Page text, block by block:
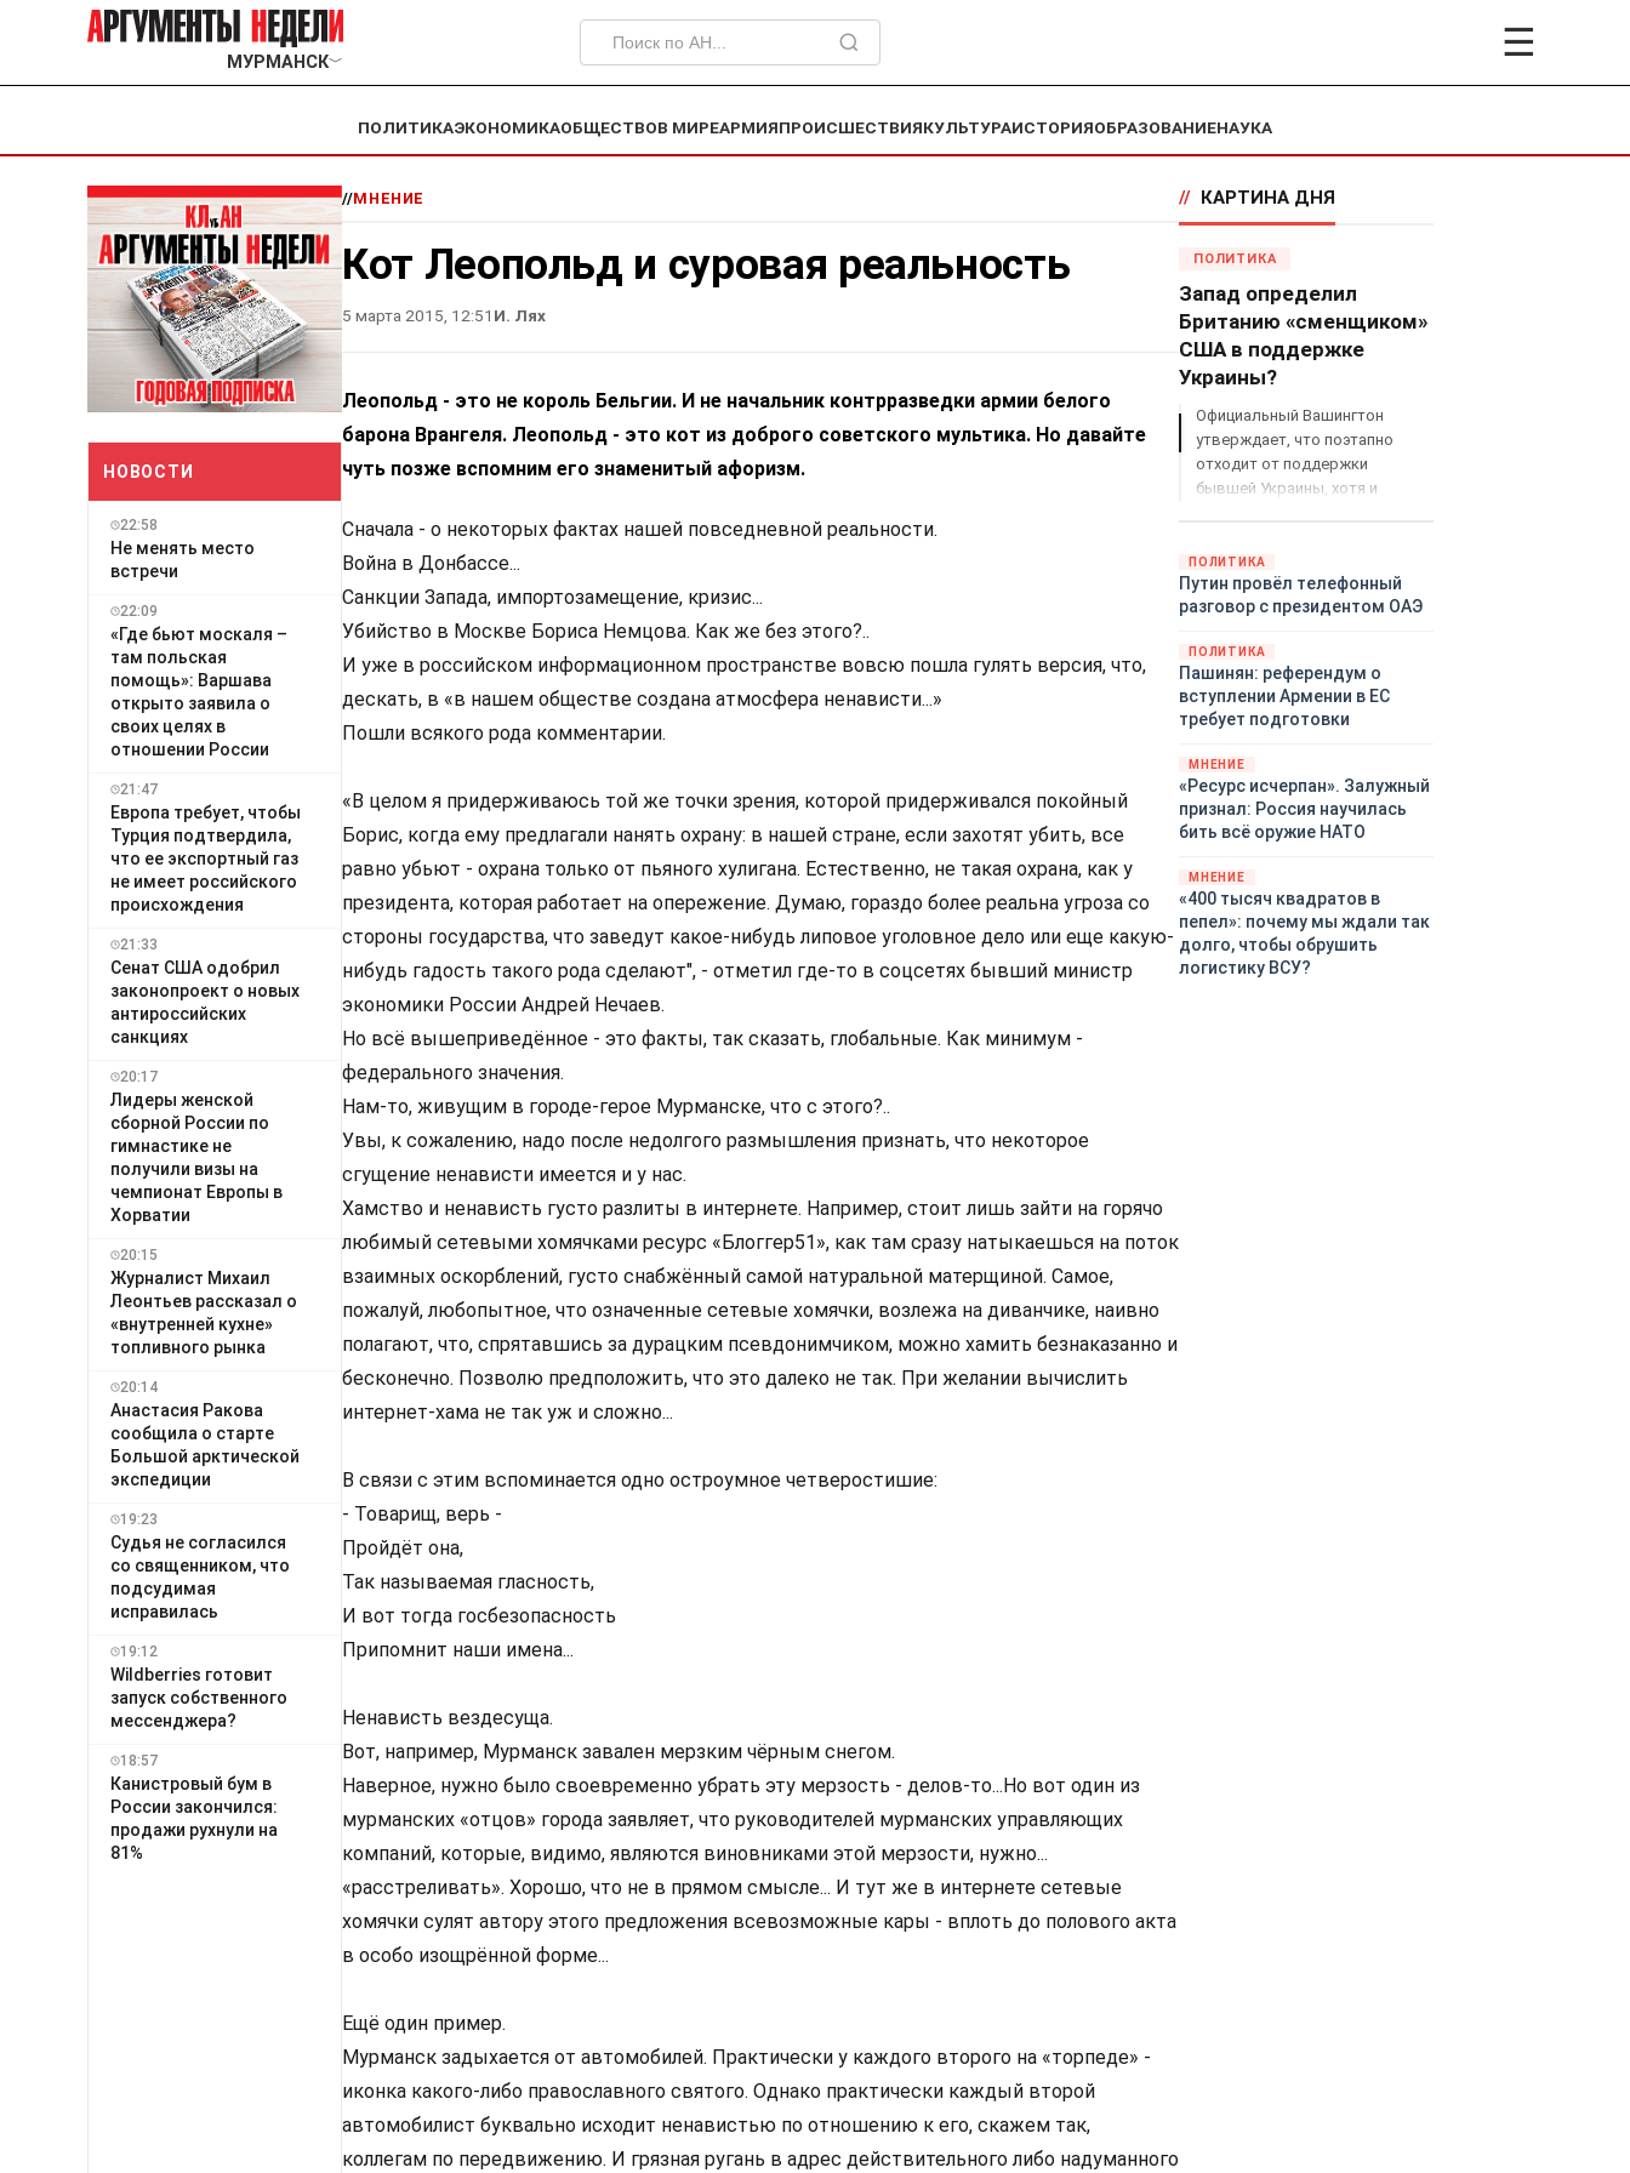
МУРМАНСК﹀ ☰
ПОЛИТИКАЭКОНОМИКАОБЩЕСТВОВ МИРЕАРМИЯПРОИСШЕСТВИЯКУЛЬТУРАИСТОРИЯОБРАЗОВАНИЕНАУКА
НОВОСТИ
22:58
Не менять место
встречи
22:09
«Где бьют москаля –
там польская
помощь»: Варшава
открыто заявила о
своих целях в
отношении России
21:47
Европа требует, чтобы
Турция подтвердила,
что ее экспортный газ
не имеет российского
происхождения
21:33
Сенат США одобрил
законопроект о новых
антироссийских
санкциях
20:17
Лидеры женской
сборной России по
гимнастике не
получили визы на
чемпионат Европы в
Хорватии
20:15
Журналист Михаил
Леонтьев рассказал о
«внутренней кухне»
топливного рынка
20:14
Анастасия Ракова
сообщила о старте
Большой арктической
экспедиции
19:23
Судья не согласился
со священником, что
подсудимая
исправилась
19:12
Wildberries готовит
запуск собственного
мессенджера?
18:57
Канистровый бум в
России закончился:
продажи рухнули на
81%
//МНЕНИЕ
Кот Леопольд и суровая реальность
5 марта 2015, 12:51 И. Лях
Леопольд - это не король Бельгии. И не начальник контрразведки армии белого
барона Врангеля. Леопольд - это кот из доброго советского мультика. Но давайте
чуть позже вспомним его знаменитый афоризм.
Сначала - о некоторых фактах нашей повседневной реальности.
Война в Донбассе...
Санкции Запада, импортозамещение, кризис...
Убийство в Москве Бориса Немцова. Как же без этого?..
И уже в российском информационном пространстве вовсю пошла гулять версия, что,
дескать, в «в нашем обществе создана атмосфера ненависти...»
Пошли всякого рода комментарии.
«В целом я придерживаюсь той же точки зрения, которой придерживался покойный
Борис, когда ему предлагали нанять охрану: в нашей стране, если захотят убить, все
равно убьют - охрана только от пьяного хулигана. Естественно, не такая охрана, как у
президента, которая работает на опережение. Думаю, гораздо более реальна угроза со
стороны государства, что заведут какое-нибудь липовое уголовное дело или еще какую-
нибудь гадость такого рода сделают", - отметил где-то в соцсетях бывший министр
экономики России Андрей Нечаев.
Но всё вышеприведённое - это факты, так сказать, глобальные. Как минимум -
федерального значения.
Нам-то, живущим в городе-герое Мурманске, что с этого?..
Увы, к сожалению, надо после недолгого размышления признать, что некоторое
сгущение ненависти имеется и у нас.
Хамство и ненависть густо разлиты в интернете. Например, стоит лишь зайти на горячо
любимый сетевыми хомячками ресурс «Блоггер51», как там сразу натыкаешься на поток
взаимных оскорблений, густо снабжённый самой натуральной матерщиной. Самое,
пожалуй, любопытное, что означенные сетевые хомячки, возлежа на диванчике, наивно
полагают, что, спрятавшись за дурацким псевдонимчиком, можно хамить безнаказанно и
бесконечно. Позволю предположить, что это далеко не так. При желании вычислить
интернет-хама не так уж и сложно...
В связи с этим вспоминается одно остроумное четверостишие:
- Товарищ, верь -
Пройдёт она,
Так называемая гласность,
И вот тогда госбезопасность
Припомнит наши имена...
Ненависть вездесуща.
Вот, например, Мурманск завален мерзким чёрным снегом.
Наверное, нужно было своевременно убрать эту мерзость - делов-то...Но вот один из
мурманских «отцов» города заявляет, что руководителей мурманских управляющих
компаний, которые, видимо, являются виновниками этой мерзости, нужно...
«расстреливать». Хорошо, что не в прямом смысле... И тут же в интернете сетевые
хомячки сулят автору этого предложения всевозможные кары - вплоть до полового акта
в особо изощрённой форме...
Ещё один пример.
Мурманск задыхается от автомобилей. Практически у каждого второго на «торпеде» -
иконка какого-либо православного святого. Однако практически каждый второй
автомобилист буквально исходит ненавистью по отношению к его, скажем так,
коллегам по передвижению. И грязная ругань в адрес действительного либо надуманного
// КАРТИНА ДНЯ
ПОЛИТИКА
Запад определил
Британию «сменщиком»
США в поддержке
Украины?
Официальный Вашингтон
утверждает, что поэтапно
отходит от поддержки
бывшей Украины, хотя и
закупленное ранее оружие.
Также американская
администрация скидывает на
киевского режима оружием,
которое стремится продавать
всем новым снабженцам.
Однако часто возникают
предположения о возможном
«сменщике» американцев на
этом позорном посту.
Рассмотрим, кто же рвётся на
ПОЛИТИКА
Путин провёл телефонный
разговор с президентом ОАЭ
ПОЛИТИКА
Пашинян: референдум о
вступлении Армении в ЕС
требует подготовки
МНЕНИЕ
«Ресурс исчерпан». Залужный
признал: Россия научилась
бить всё оружие НАТО
МНЕНИЕ
«400 тысяч квадратов в
пепел»: почему мы ждали так
долго, чтобы обрушить
логистику ВСУ?